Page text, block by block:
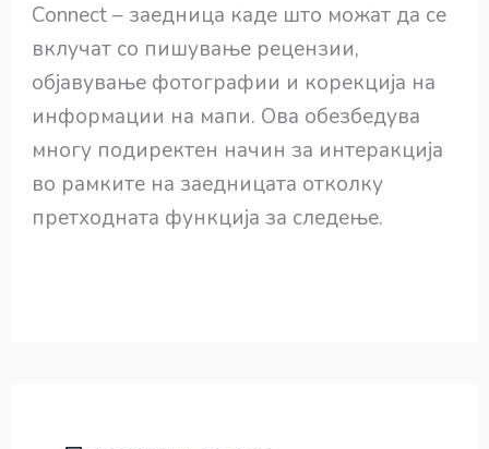
Connect – заедница каде што можат да се
вклучат со пишување рецензии,
објавување фотографии и корекција на
информации на мапи. Ова обезбедува
многу подиректен начин за интеракција
во рамките на заедницата отколку
претходната функција за следење.